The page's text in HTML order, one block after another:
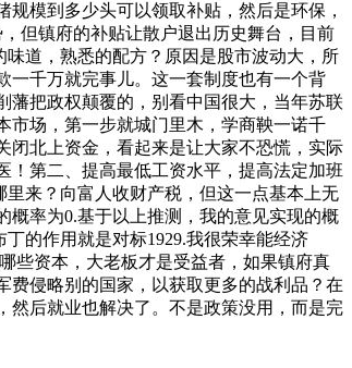
模到多少头可以领取补贴，然后是环保，
但镇府的补贴让散户退出历史舞台，目前
道，熟悉的配方？原因是股市波动大，所
一千万就完事儿。这一套制度也有一个背
藩把政权颠覆的，别看中国很大，当年苏联
市场，第一步就城门里木，学商鞅一诺千
闭北上资金，看起来是让大家不恐慌，实际
！第二、提高最低工资水平，提高法定加班
来？向富人收财产税，但这一点基本上无
概率为0.基于以上推测，我的意见实现的概
的作用就是对标1929.我很荣幸能经济
些资本，大老板才是受益者，如果镇府真
费侵略别的国家，以获取更多的战利品？在
然后就业也解决了。不是政策没用，而是完